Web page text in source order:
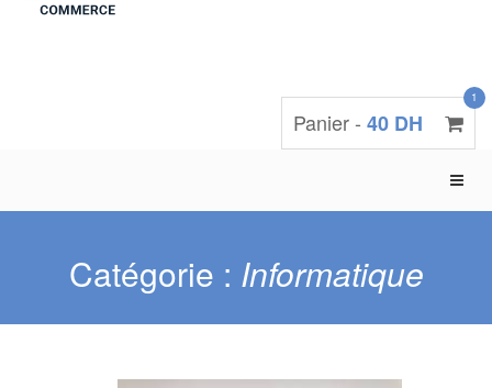
Panier - 40 DH
1
Toggle
Catégorie : Informatique